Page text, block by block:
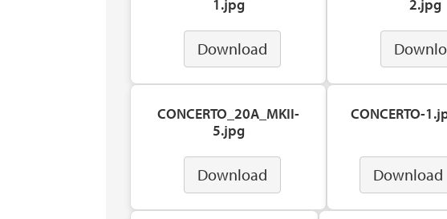
1.jpg
Download
2.jpg
CONCERTO_20A_MKII-
5.jpg
Download
CONCERTO-
Download